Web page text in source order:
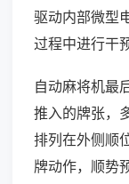
驱动内部微型
过程中进行干
自动麻将机最
推入的牌张，
排列在外侧顺
牌动作，顺势